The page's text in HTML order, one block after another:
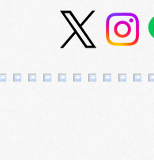
日（火）～8